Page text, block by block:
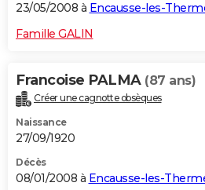
23/05/2008 à Encausse-les-
Famille GALIN
Francoise PALMA (87 ans)
Créer une cagnotte obsèques
Naissance
27/09/1920
Décès
08/01/2008 à Encausse-les-